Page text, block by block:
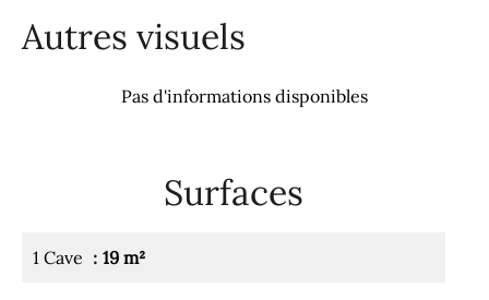
Autres visuels
Pas d'informations disponibles
Surfaces
1 Cave 19 m²